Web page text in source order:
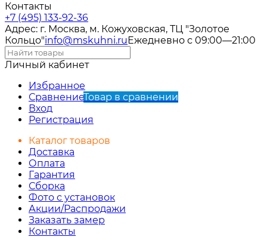
Контакты
+7 (495) 133-92-36
Адрес: г. Москва, м. Кожуховская, ТЦ "Золотое
Кольцо"info@mskuhni.ru Ежедневно с 09:00—21:00
Личный кабинет
Избранное
СравнениеТовар в сравнении
Вход
Регистрация
Каталог товаров
Доставка
Оплата
Гарантия
Сборка
Фото с установок
Акции/Распродажи
Заказать замер
Контакты